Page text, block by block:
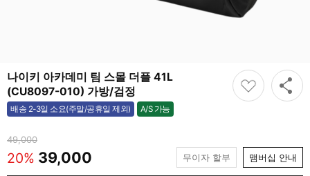
나이키 아카데미 팀 스몰 더플 41L
(CU8097-010) 가방/검정
배송 2-3일 소요(주말/공휴일 제외) A/S 가능
가능
49,000
20% 39,000 무이자 할부 맴버십 안내